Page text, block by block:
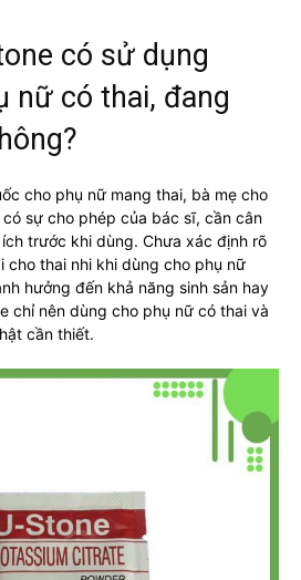
có sử dụng
nữ có thai, đang
cho phụ nữ mang thai, bà mẹ cho
sự cho phép của bác sĩ, cần cân
trước khi dùng. Chưa xác định rõ
cho thai nhi khi dùng cho phụ nữ
hưởng đến khả năng sinh sản hay
chỉ nên dùng cho phụ nữ có thai và
cần thiết.